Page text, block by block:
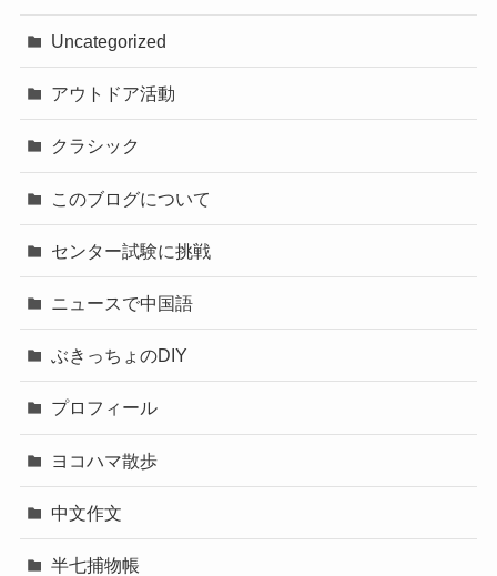
Uncategorized
アウトドア活動
クラシック
このブログについて
センター試験に挑戦
ニュースで中国語
ぶきっちょのDIY
プロフィール
ヨコハマ散歩
中文作文
半七捕物帳